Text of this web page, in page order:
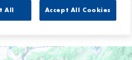
All Accept All Cookies